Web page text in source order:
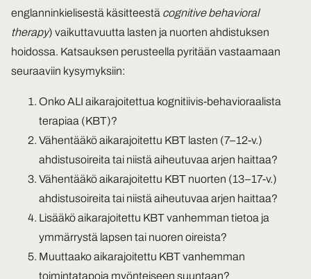
englanninkielisestä käsitteestä cognitive behavioral
therapy) vaikuttavuutta lasten ja nuorten ahdistuksen
hoidossa. Katsauksen perusteella pyritään vastaamaan
seuraaviin kysymyksiin:
Onko ALI aikarajoitettua kognitiivis-behavioraalista
terapiaa (KBT)?
Vähentääkö aikarajoitettu KBT lasten (7–12-v.)
ahdistusoireita tai niistä aiheutuvaa arjen haittaa?
Vähentääkö aikarajoitettu KBT nuorten (13–17-v.)
ahdistusoireita tai niistä aiheutuvaa arjen haittaa?
Lisääkö aikarajoitettu KBT vanhemman tietoa ja
ymmärrystä lapsen tai nuoren oireista?
Muuttaako aikarajoitettu KBT vanhemman
toimintatapoja myönteiseen suuntaan?